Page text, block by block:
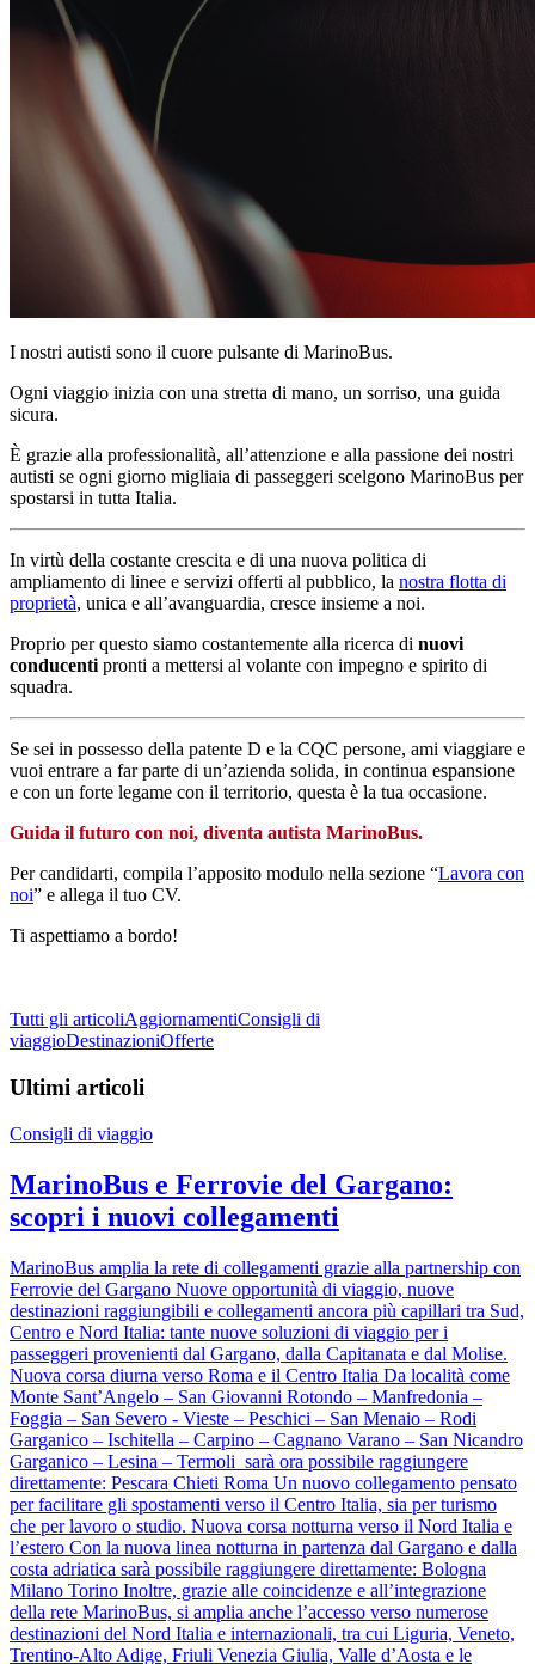
I nostri autisti sono il cuore pulsante di MarinoBus.
Ogni viaggio inizia con una stretta di mano, un sorriso, una guida
sicura.
È grazie alla professionalità, all’attenzione e alla passione dei nostri
autisti se ogni giorno migliaia di passeggeri scelgono MarinoBus per
spostarsi in tutta Italia.
In virtù della costante crescita e di una nuova politica di
ampliamento di linee e servizi offerti al pubblico, la nostra flotta di
proprietà, unica e all’avanguardia, cresce insieme a noi.
Proprio per questo siamo costantemente alla ricerca di nuovi
conducenti pronti a mettersi al volante con impegno e spirito di
squadra.
Se sei in possesso della patente D e la CQC persone, ami viaggiare e
vuoi entrare a far parte di un’azienda solida, in continua espansione
e con un forte legame con il territorio, questa è la tua occasione.
Guida il futuro con noi, diventa autista MarinoBus.
Per candidarti, compila l’apposito modulo nella sezione “Lavora con
noi” e allega il tuo CV.
Ti aspettiamo a bordo!
Tutti gli articoliAggiornamentiConsigli di
viaggioDestinazioniOfferte
Ultimi articoli
Consigli di viaggio
MarinoBus e Ferrovie del Gargano:
scopri i nuovi collegamenti
MarinoBus amplia la rete di collegamenti grazie alla partnership con
Ferrovie del Gargano Nuove opportunità di viaggio, nuove
destinazioni raggiungibili e collegamenti ancora più capillari tra Sud,
Centro e Nord Italia: tante nuove soluzioni di viaggio per i
passeggeri provenienti dal Gargano, dalla Capitanata e dal Molise.
Nuova corsa diurna verso Roma e il Centro Italia Da località come
Monte Sant’Angelo – San Giovanni Rotondo – Manfredonia –
Foggia – San Severo - Vieste – Peschici – San Menaio – Rodi
Garganico – Ischitella – Carpino – Cagnano Varano – San Nicandro
Garganico – Lesina – Termoli sarà ora possibile raggiungere
direttamente: Pescara Chieti Roma Un nuovo collegamento pensato
per facilitare gli spostamenti verso il Centro Italia, sia per turismo
che per lavoro o studio. Nuova corsa notturna verso il Nord Italia e
l’estero Con la nuova linea notturna in partenza dal Gargano e dalla
costa adriatica sarà possibile raggiungere direttamente: Bologna
Milano Torino Inoltre, grazie alle coincidenze e all’integrazione
della rete MarinoBus, si amplia anche l’accesso verso numerose
destinazioni del Nord Italia e internazionali, tra cui Liguria, Veneto,
Trentino-Alto Adige, Friuli Venezia Giulia, Valle d’Aosta e le